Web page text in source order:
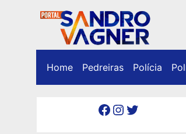
Home Pedreiras Polícia
Facebook Instagram Twitter